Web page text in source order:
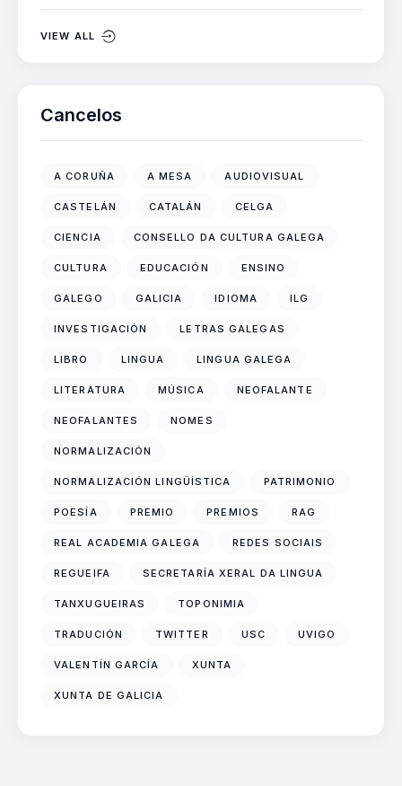
VIEW ALL
Cancelos
A CORUÑA A MESA AUDIOVISUAL
CASTELÁN CATALÁN CELGA
CIENCIA CONSELLO DA CULTURA GALEGA
CULTURA EDUCACIÓN ENSINO
GALEGO GALICIA IDIOMA ILG
INVESTIGACIÓN LETRAS GALEGAS
LIBRO LINGUA LINGUA GALEGA
LITERATURA MÚSICA NEOFALANTE
NEOFALANTES NOMES
NORMALIZACIÓN
NORMALIZACIÓN LINGÜÍSTICA PATRIMONIO
POESÍA PREMIO PREMIOS RAG
REAL ACADEMIA GALEGA REDES SOCIAIS
REGUEIFA SECRETARÍA XERAL DA LINGUA
TANXUGUEIRAS TOPONIMIA
TRADUCIÓN TWITTER USC UVIGO
VALENTÍN GARCÍA XUNTA
XUNTA DE GALICIA